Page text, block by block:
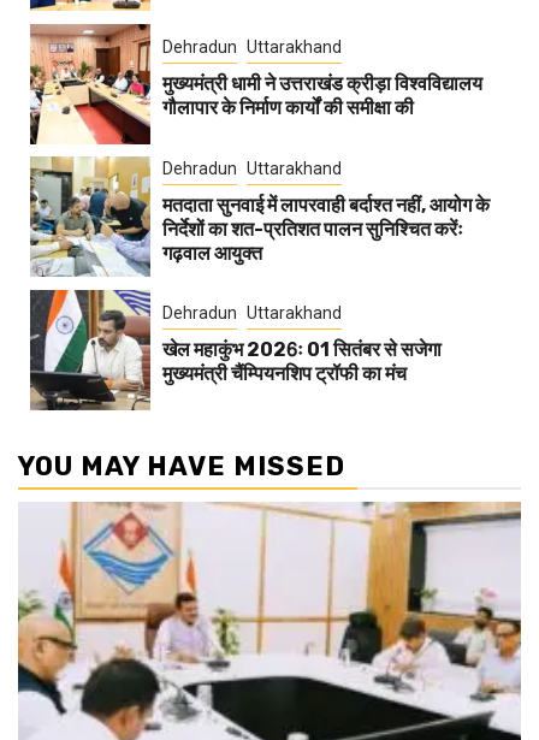
Dehradun Uttarakhand
मुख्यमंत्री धामी ने उत्तराखंड क्रीड़ा विश्वविद्यालय
गौलापार के निर्माण कार्यों की समीक्षा की
Dehradun Uttarakhand
मतदाता सुनवाई में लापरवाही बर्दाश्त नहीं, आयोग के
निर्देशों का शत-प्रतिशत पालन सुनिश्चित करेंः
गढ़वाल आयुक्त
Dehradun Uttarakhand
खेल महाकुंभ 2026ः 01 सितंबर से सजेगा
मुख्यमंत्री चैंम्पियनशिप ट्रॉफी का मंच
YOU MAY HAVE MISSED